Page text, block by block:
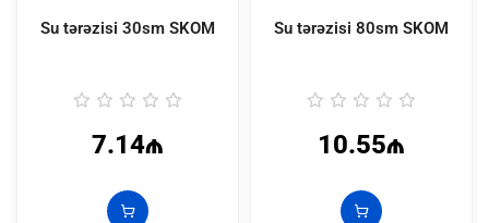
Su tərəzisi 30sm SKOM
7.14₼
Su tərəzisi 80sm SKOM
10.55₼